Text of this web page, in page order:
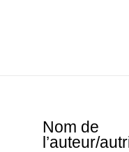
Nom de
l’auteur/